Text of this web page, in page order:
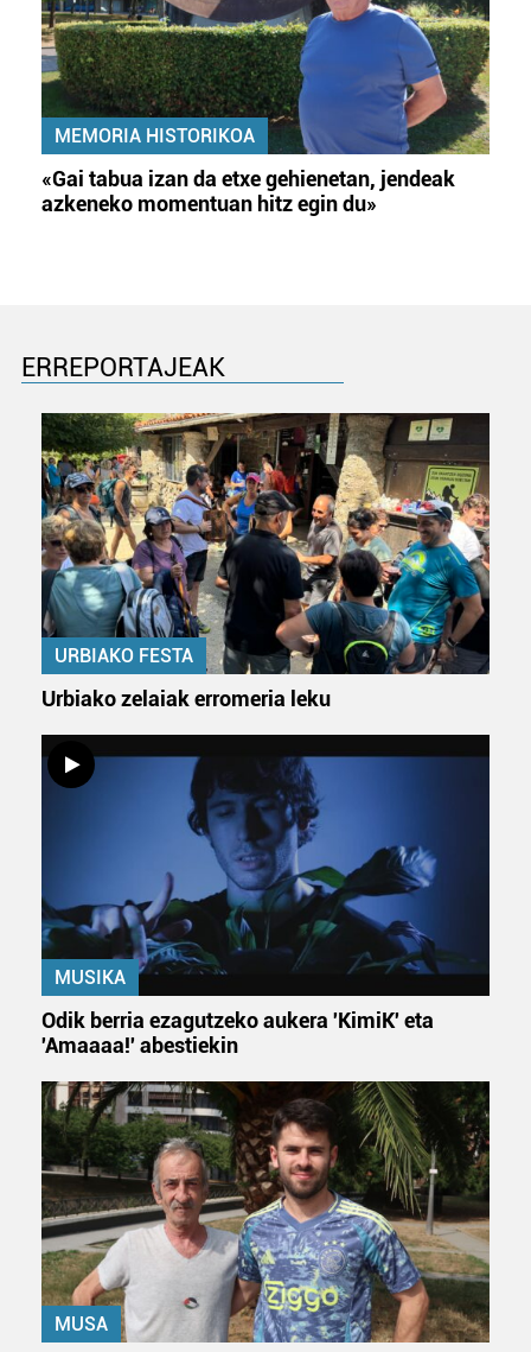
MEMORIA HISTORIKOA
«Gai tabua izan da etxe gehienetan, jendeak
azkeneko momentuan hitz egin du»
ERREPORTAJEAK
URBIAKO FESTA
Urbiako zelaiak erromeria leku
MUSIKA
Odik berria ezagutzeko aukera 'KimiK' eta
'Amaaaa!' abestiekin
MUSA